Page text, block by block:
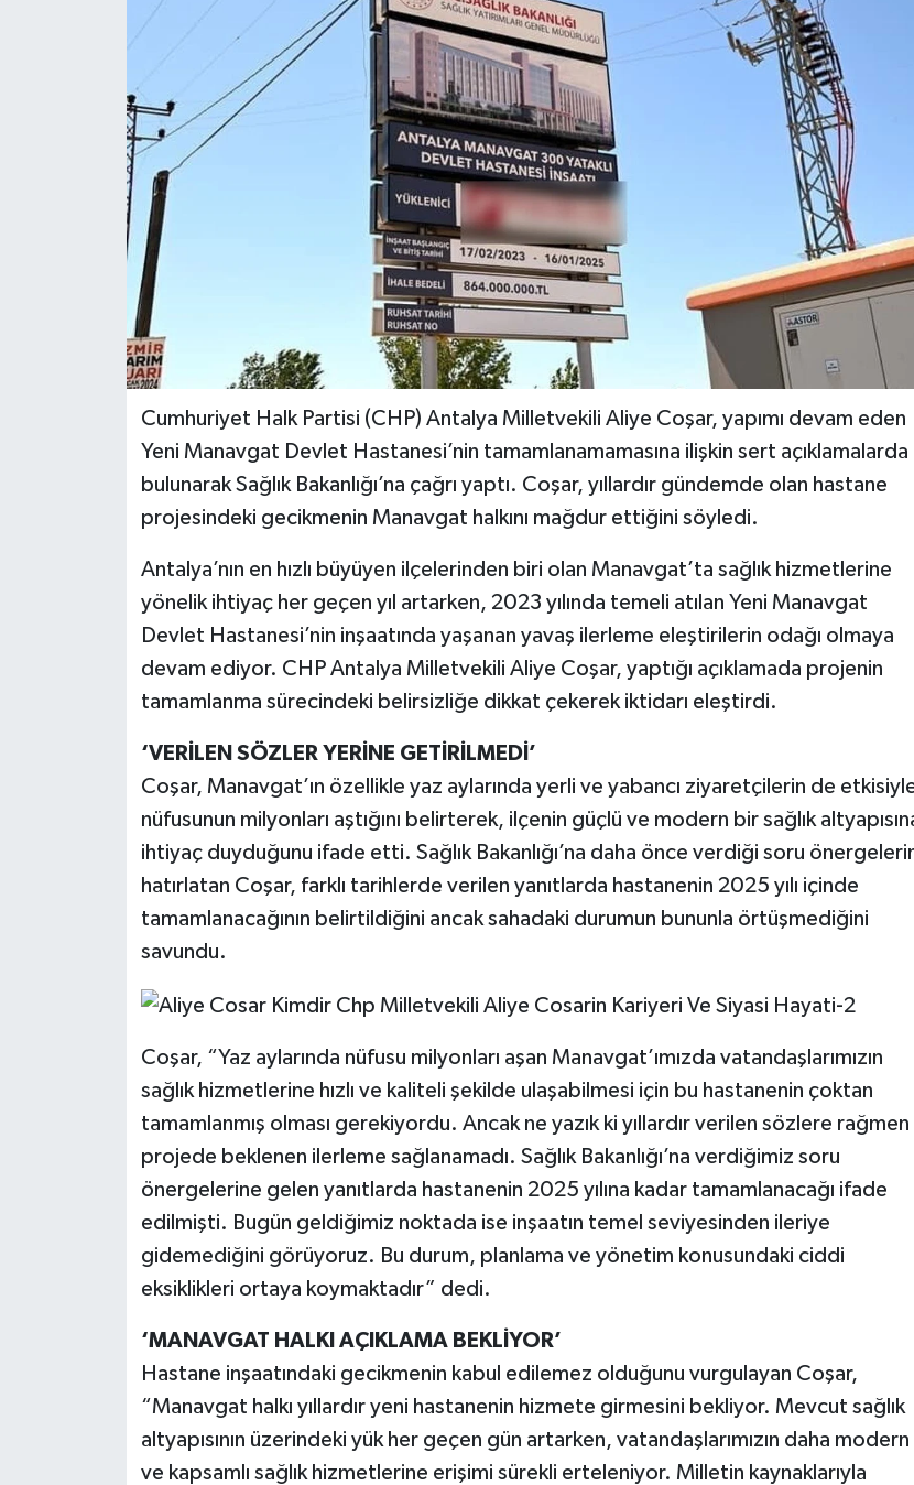
Cumhuriyet Halk Partisi (CHP) Antalya Milletvekili Aliye Coşar, yapımı devam eden
Yeni Manavgat Devlet Hastanesi’nin tamamlanamamasına ilişkin sert açıklamalarda
bulunarak Sağlık Bakanlığı’na çağrı yaptı. Coşar, yıllardır gündemde olan hastane
projesindeki gecikmenin Manavgat halkını mağdur ettiğini söyledi.
Antalya’nın en hızlı büyüyen ilçelerinden biri olan Manavgat’ta sağlık hizmetlerine
yönelik ihtiyaç her geçen yıl artarken, 2023 yılında temeli atılan Yeni Manavgat
Devlet Hastanesi’nin inşaatında yaşanan yavaş ilerleme eleştirilerin odağı olmaya
devam ediyor. CHP Antalya Milletvekili Aliye Coşar, yaptığı açıklamada projenin
tamamlanma sürecindeki belirsizliğe dikkat çekerek iktidarı eleştirdi.
‘VERİLEN SÖZLER YERİNE GETİRİLMEDİ’
Coşar, Manavgat’ın özellikle yaz aylarında yerli ve yabancı ziyaretçilerin de
nüfusunun milyonları aştığını belirterek, ilçenin güçlü ve modern bir sağlık
ihtiyaç duyduğunu ifade etti. Sağlık Bakanlığı’na daha önce verdiği soru
hatırlatan Coşar, farklı tarihlerde verilen yanıtlarda hastanenin 2025 yılı içinde
tamamlanacağının belirtildiğini ancak sahadaki durumun bununla örtüşmediğini
savundu.
Coşar, “Yaz aylarında nüfusu milyonları aşan Manavgat’ımızda vatandaşlarımızın
sağlık hizmetlerine hızlı ve kaliteli şekilde ulaşabilmesi için bu hastanenin çoktan
tamamlanmış olması gerekiyordu. Ancak ne yazık ki yıllardır verilen sözlere rağmen
projede beklenen ilerleme sağlanamadı. Sağlık Bakanlığı’na verdiğimiz soru
önergelerine gelen yanıtlarda hastanenin 2025 yılına kadar tamamlanacağı ifade
edilmişti. Bugün geldiğimiz noktada ise inşaatın temel seviyesinden ileriye
gidemediğini görüyoruz. Bu durum, planlama ve yönetim konusundaki ciddi
eksiklikleri ortaya koymaktadır” dedi.
‘MANAVGAT HALKI AÇIKLAMA BEKLİYOR’
Hastane inşaatındaki gecikmenin kabul edilemez olduğunu vurgulayan Coşar,
“Manavgat halkı yıllardır yeni hastanenin hizmete girmesini bekliyor. Mevcut sağlık
altyapısının üzerindeki yük her geçen gün artarken, vatandaşlarımızın daha modern
ve kapsamlı sağlık hizmetlerine erişimi sürekli erteleniyor. Milletin kaynaklarıyla
EĞİTİM
TURİZM
RÖPORTAJ
VİDEO HABERLER
YAZARLAR
RESMİ İLAN